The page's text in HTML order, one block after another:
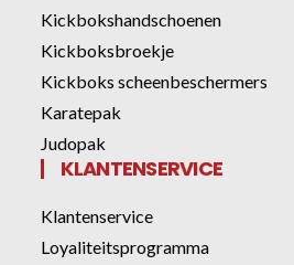
Kickbokshandschoenen
Kickboksbroekje
Kickboks scheenbeschermers
Karatepak
Judopak
KLANTENSERVICE
Klantenservice
Loyaliteitsprogramma